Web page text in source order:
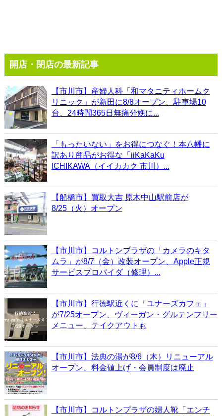
開店・閉店の最新記事
【市川市】産婦人科「和マタニティホームク
リニック」が新田に8/8オープン、駐車場10
台、24時間365日無痛分娩に...
「もったいない」をお得につなぐ！本八幡に
訳あり商品がお得な「iiKaKaKu
ICHIKAWA（イイカカク 市川）...
【船橋市】買取大吉 原木中山駅前店が
8/25（火）オープン
【市川市】コルトンプラザの「カメラのキタ
ムラ」が8/7（金）改装オープン、Apple正規
サービスプロバイダ（修理）...
【市川市】行徳駅近くに「ユナーズカフェ」
が7/25オープン、ヴィーガン・グルテンフリー
メニュー、テイクアウトも
【市川市】法典の湯が8/6（木）リニューアル
オープン、料金値上げ・会員制度は廃止
【市川市】コルトンプラザの婦人靴「エンチ